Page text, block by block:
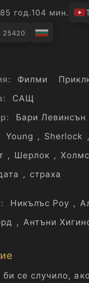
год.104 мин.
25420
Филми
САЩ
Бари Левинсън
Young , Sherlock ,
, Шерлок , Холмс
, страха
Никълъс Роу ,
, Антъни
би се случило,